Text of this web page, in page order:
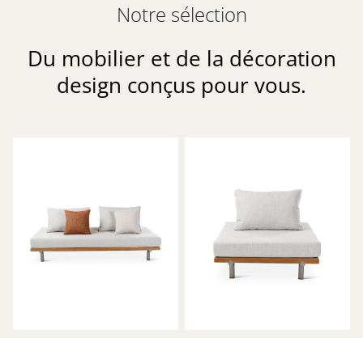
Notre sélection
Du mobilier et de la décoration
design conçus pour vous.